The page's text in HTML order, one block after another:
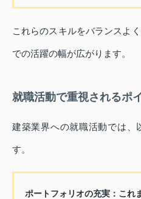
これらのスキルをバランスよ
での活躍の幅が広がります。
就職活動で重視されるポ
建築業界への就職活動では、
す。
ポートフォリオの充実： これ